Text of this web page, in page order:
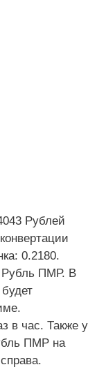
Рублей
0.2180.
Рубль ПМР. В
в час. Также у
ПМР на